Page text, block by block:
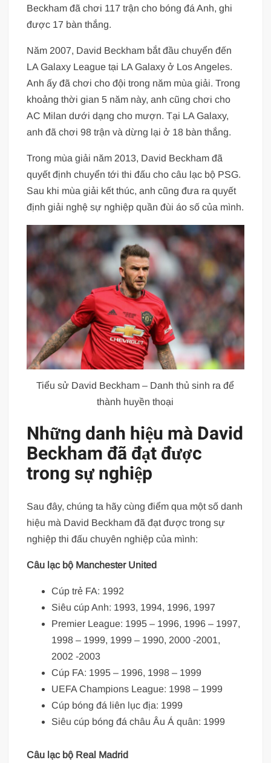
Beckham đã chơi 117 trận cho bóng đá Anh, ghi
được 17 bàn thắng.
Năm 2007, David Beckham bắt đầu chuyển đến
LA Galaxy League tại LA Galaxy ở Los Angeles.
Anh ấy đã chơi cho đội trong năm mùa giải. Trong
khoảng thời gian 5 năm này, anh cũng chơi cho
AC Milan dưới dạng cho mượn. Tại LA Galaxy,
anh đã chơi 98 trận và dừng lại ở 18 bàn thắng.
Trong mùa giải năm 2013, David Beckham đã
quyết định chuyển tới thi đấu cho câu lạc bộ PSG.
Sau khi mùa giải kết thúc, anh cũng đưa ra quyết
định giải nghệ sự nghiệp quần đùi áo số của mình.
Tiểu sử David Beckham – Danh thủ sinh ra để
thành huyền thoại
Những danh hiệu mà David
Beckham đã đạt được
trong sự nghiệp
Sau đây, chúng ta hãy cùng điểm qua một số danh
hiệu mà David Beckham đã đạt được trong sự
nghiệp thi đấu chuyên nghiệp của mình:
Câu lạc bộ Manchester United
Cúp trẻ FA: 1992
Siêu cúp Anh: 1993, 1994, 1996, 1997
Premier League: 1995 – 1996, 1996 – 1997,
1998 – 1999, 1999 – 1990, 2000 -2001,
2002 -2003
Cúp FA: 1995 – 1996, 1998 – 1999
UEFA Champions League: 1998 – 1999
Cúp bóng đá liên lục địa: 1999
Siêu cúp bóng đá châu Âu Á quân: 1999
Câu lạc bộ Real Madrid